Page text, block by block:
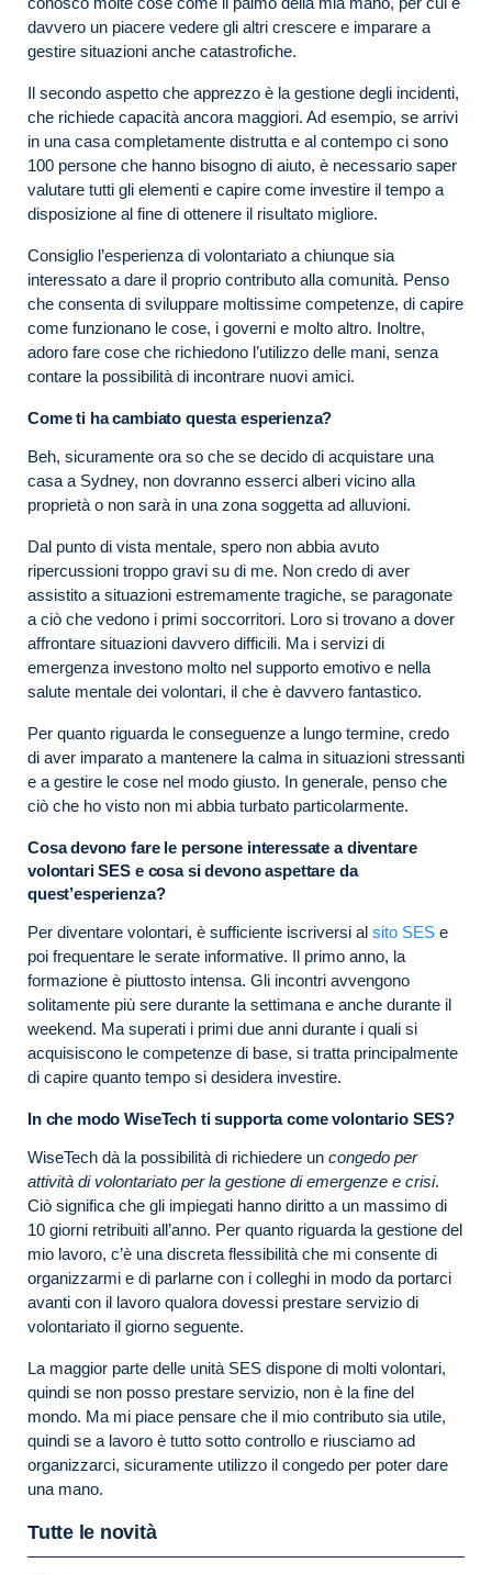
davvero un piacere vedere gli altri crescere e imparare a
gestire situazioni anche catastrofiche.
Il secondo aspetto che apprezzo è la gestione degli incidenti,
che richiede capacità ancora maggiori. Ad esempio, se arrivi
in una casa completamente distrutta e al contempo ci sono
100 persone che hanno bisogno di aiuto, è necessario saper
valutare tutti gli elementi e capire come investire il tempo a
disposizione al fine di ottenere il risultato migliore.
Consiglio l’esperienza di volontariato a chiunque sia
interessato a dare il proprio contributo alla comunità. Penso
che consenta di sviluppare moltissime competenze, di capire
come funzionano le cose, i governi e molto altro. Inoltre,
adoro fare cose che richiedono l’utilizzo delle mani, senza
contare la possibilità di incontrare nuovi amici.
Come ti ha cambiato questa esperienza?
Beh, sicuramente ora so che se decido di acquistare una
casa a Sydney, non dovranno esserci alberi vicino alla
proprietà o non sarà in una zona soggetta ad alluvioni.
Dal punto di vista mentale, spero non abbia avuto
ripercussioni troppo gravi su di me. Non credo di aver
assistito a situazioni estremamente tragiche, se paragonate
a ciò che vedono i primi soccorritori. Loro si trovano a dover
affrontare situazioni davvero difficili. Ma i servizi di
emergenza investono molto nel supporto emotivo e nella
salute mentale dei volontari, il che è davvero fantastico.
Per quanto riguarda le conseguenze a lungo termine, credo
di aver imparato a mantenere la calma in situazioni stressanti
e a gestire le cose nel modo giusto. In generale, penso che
ciò che ho visto non mi abbia turbato particolarmente.
Cosa devono fare le persone interessate a diventare
volontari SES e cosa si devono aspettare da
quest’esperienza?
Per diventare volontari, è sufficiente iscriversi al sito SES e
poi frequentare le serate informative. Il primo anno, la
formazione è piuttosto intensa. Gli incontri avvengono
solitamente più sere durante la settimana e anche durante il
weekend. Ma superati i primi due anni durante i quali si
acquisiscono le competenze di base, si tratta principalmente
di capire quanto tempo si desidera investire.
In che modo WiseTech ti supporta come volontario SES?
WiseTech dà la possibilità di richiedere un congedo per
attività di volontariato per la gestione di emergenze e crisi.
Ciò significa che gli impiegati hanno diritto a un massimo di
10 giorni retribuiti all’anno. Per quanto riguarda la gestione del
mio lavoro, c’è una discreta flessibilità che mi consente di
organizzarmi e di parlarne con i colleghi in modo da portarci
avanti con il lavoro qualora dovessi prestare servizio di
volontariato il giorno seguente.
La maggior parte delle unità SES dispone di molti volontari,
quindi se non posso prestare servizio, non è la fine del
mondo. Ma mi piace pensare che il mio contributo sia utile,
quindi se a lavoro è tutto sotto controllo e riusciamo ad
organizzarci, sicuramente utilizzo il congedo per poter dare
una mano.
Tutte le novità